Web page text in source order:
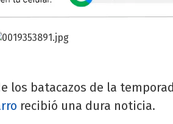
los batacazos de la
recibió una dura noticia.